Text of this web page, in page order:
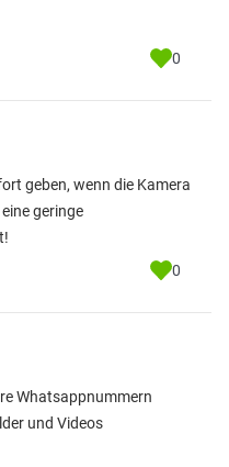
0
geben, wenn die Kamera
geringe
0
Whatsappnummern
und Videos